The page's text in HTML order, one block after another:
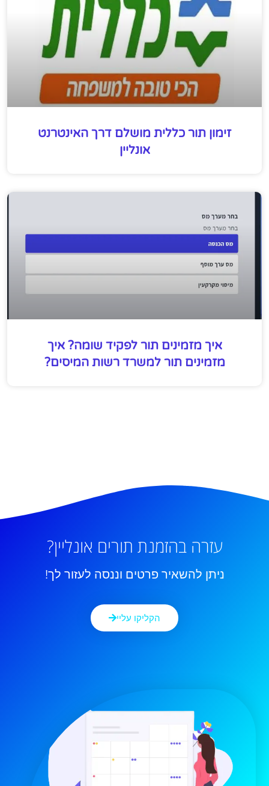
זימון תור כללית מושלם דרך האינטרנט
אונליין
איך מזמינים תור לפקיד שומה? איך
מזמינים תור למשרד רשות המיסים?
עזרה בהזמנת תורים אונליין?
ניתן להשאיר פרטים וננסה לעזור לך!
הקליקו עליי